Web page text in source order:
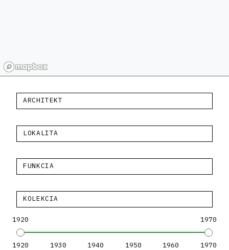
ARCHITEKT
LOKALITA
FUNKCIA
KOLEKCIA
1920 1970
1920 1930 1940 1950 1960 1970